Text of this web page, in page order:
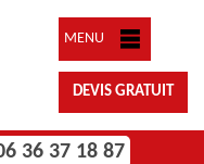
MENU
DEVIS GRATUIT
36 37 18 87